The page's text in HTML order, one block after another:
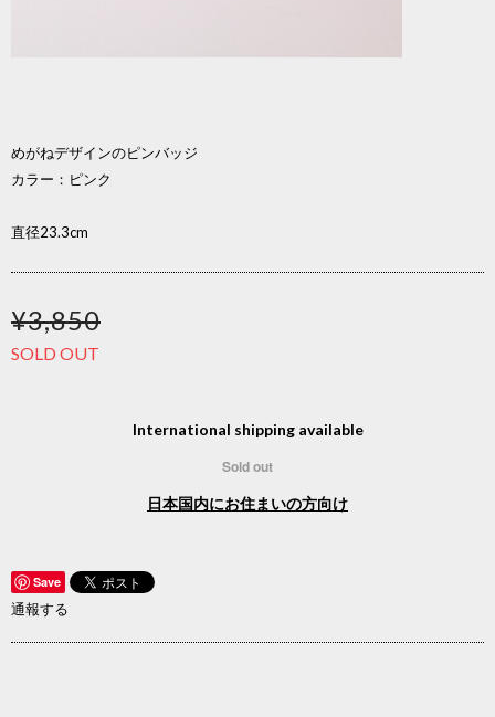
めがねデザインのピンバッジ
カラー：ピンク
直径23.3cm
¥3,850
SOLD OUT
International shipping available
Sold out
日本国内にお住まいの方向け
Save
通報する